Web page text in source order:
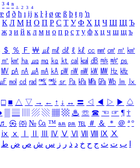
³ ⁴ ⁿ ₁ ₂ ₃ ₄
đ ð ħ ı ĳ ĸ ŀ ł ø œ ß þ ŧ ŋ ŉ
К Л М Н О П Р С Т У Ф Х Ц Ч Ш Щ Ъ
ж з и й к л м н о п р с т у ф х ц ч ш щ ъ
＄ ％ Ｆ ￦ ㎕ ㎖ ㎗ ℓ ㎘ ㏄ ㎣ ㎤ ㎥ ㎦
㎡ ㎢ ㏊ ㎍ ㎎ ㎏ ㏏ ㎈ ㎉ ㏈ ㎧ ㎨ ㎰
㎹ ㎀ ㎁ ㎂ ㎃ ㎄ ㎺ ㎻ ㎽ ㎾ ㎿ ㎐ ㎑
㎌ ㏖ ㏅ ㎭ ㎮ ㎯ ㏛ ㎩ ㎪ ㎫ ㎬ ㏝ ㏐
㏓
□ ■ △ ▽ → ← ↑ ↓ ↔ 〓 ◁ ◀ ▷ ▶ ♤
◑ ▒ ▤ ▨ ▧ ▦ ▩ ♨ ☏ ☎ ☜ ☞ ¶ †
♬ ㉿ ㈜ № ㏇ ™ ㏂ ㏘ ℡ ＃ ＆ ＊ ＠ ª º
ⅸ ⅹ Ⅳ Ⅴ Ⅵ Ⅶ Ⅷ Ⅸ Ⅹ
ب ت ث ج ح خ د ذ ر ز س ش ص ض ط